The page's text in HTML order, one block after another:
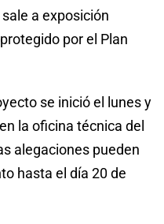
a exposición
por el Plan
se inició el lunes y
la oficina técnica del
alegaciones pueden
hasta el día 20 de